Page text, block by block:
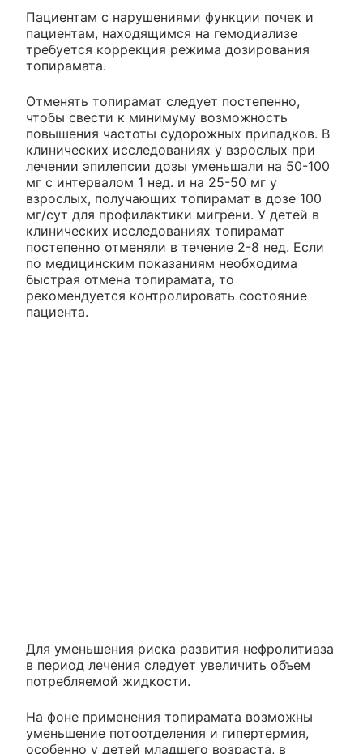
Пациентам с нарушениями функции почек и
пациентам, находящимся на гемодиализе
требуется коррекция режима дозирования
топирамата.
Отменять топирамат следует постепенно,
чтобы свести к минимуму возможность
повышения частоты судорожных припадков. В
клинических исследованиях у взрослых при
лечении эпилепсии дозы уменьшали на 50-100
мг с интервалом 1 нед. и на 25-50 мг у
взрослых, получающих топирамат в дозе 100
мг/сут для профилактики мигрени. У детей в
клинических исследованиях топирамат
постепенно отменяли в течение 2-8 нед. Если
по медицинским показаниям необходима
быстрая отмена топирамата, то
рекомендуется контролировать состояние
пациента.
Для уменьшения риска развития нефролитиаза
в период лечения следует увеличить объем
потребляемой жидкости.
На фоне применения топирамата возможны
уменьшение потоотделения и гипертермия,
особенно у детей младшего возраста, в